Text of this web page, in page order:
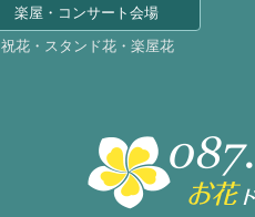
楽屋・コンサート会場
祝花・スタンド花・楽屋花